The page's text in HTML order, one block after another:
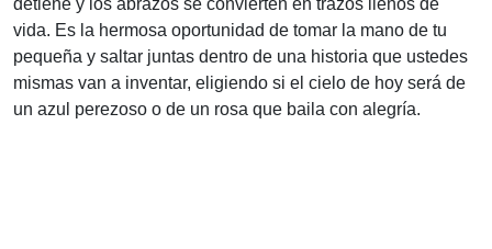
vida. Es la hermosa oportunidad de tomar la mano de tu
pequeña y saltar juntas dentro de una historia que ustedes
mismas van a inventar, eligiendo si el cielo de hoy será de
un azul perezoso o de un rosa que baila con alegría.